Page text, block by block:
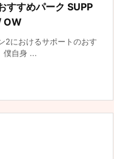
すすめパーク SUPP
OW
2におけるサポートのおす
僕自身 ...